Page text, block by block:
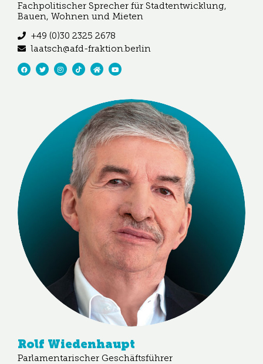
Fachpolitischer Sprecher für Stadtentwicklung,
Bauen, Wohnen und Mieten
+49 (0)30 2325 2678
laatsch@afd-fraktion.berlin
Rolf Wiedenhaupt
Parlamentarischer Geschäftsführer